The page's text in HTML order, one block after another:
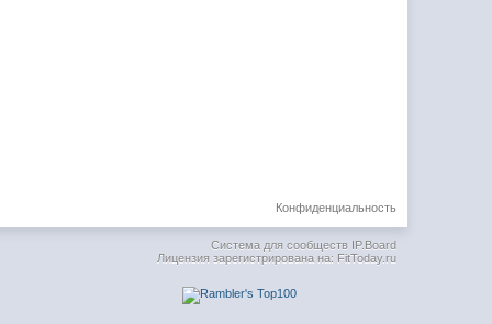
Конфиденциальность
Система для сообществ IP.Board
Лицензия зарегистрирована на: FitToday.ru